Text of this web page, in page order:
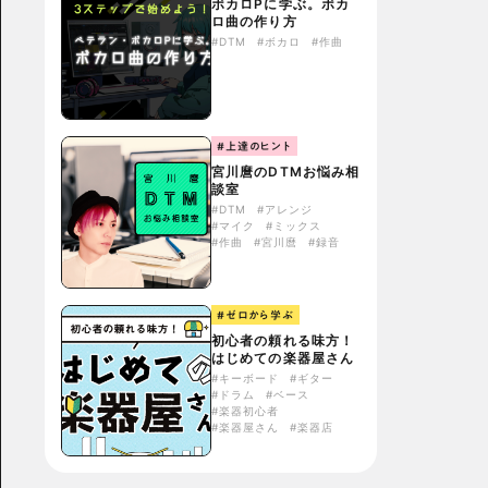
ボカロPに学ぶ。ボカ
ロ曲の作り方
#DTM #ボカロ #作曲
#上達のヒント
宮川麿のDTMお悩み相
談室
#DTM
#アレンジ
#マイク
#ミックス
#作曲
#宮川麿 #録音
#ゼロから学ぶ
初心者の頼れる味方！
はじめての楽器屋さん
#キーボード
#ギター
#ドラム
#ベース
#楽器初心者
#楽器屋さん
#楽器店